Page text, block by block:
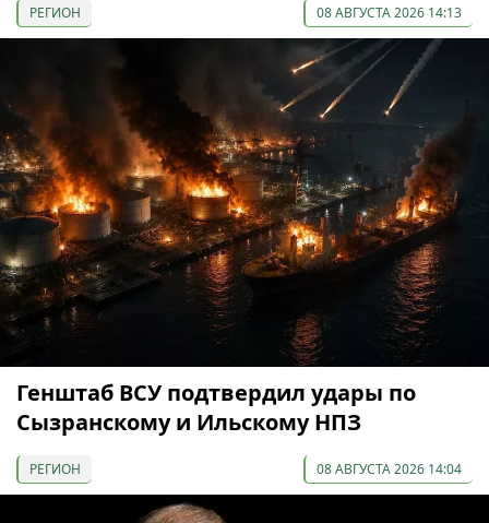
РЕГИОН 08 АВГУСТА 2026 14:13
Генштаб ВСУ подтвердил удары по
Сызранскому и Ильскому НПЗ
РЕГИОН 08 АВГУСТА 2026 14:04